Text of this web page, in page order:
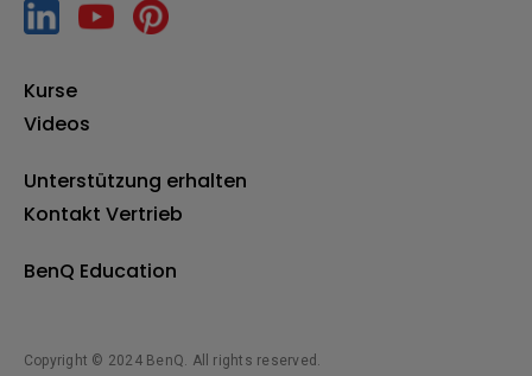
Kurse
Videos
Unterstützung erhalten
Kontakt Vertrieb
BenQ Education
Copyright © 2024 BenQ. All rights reserved.